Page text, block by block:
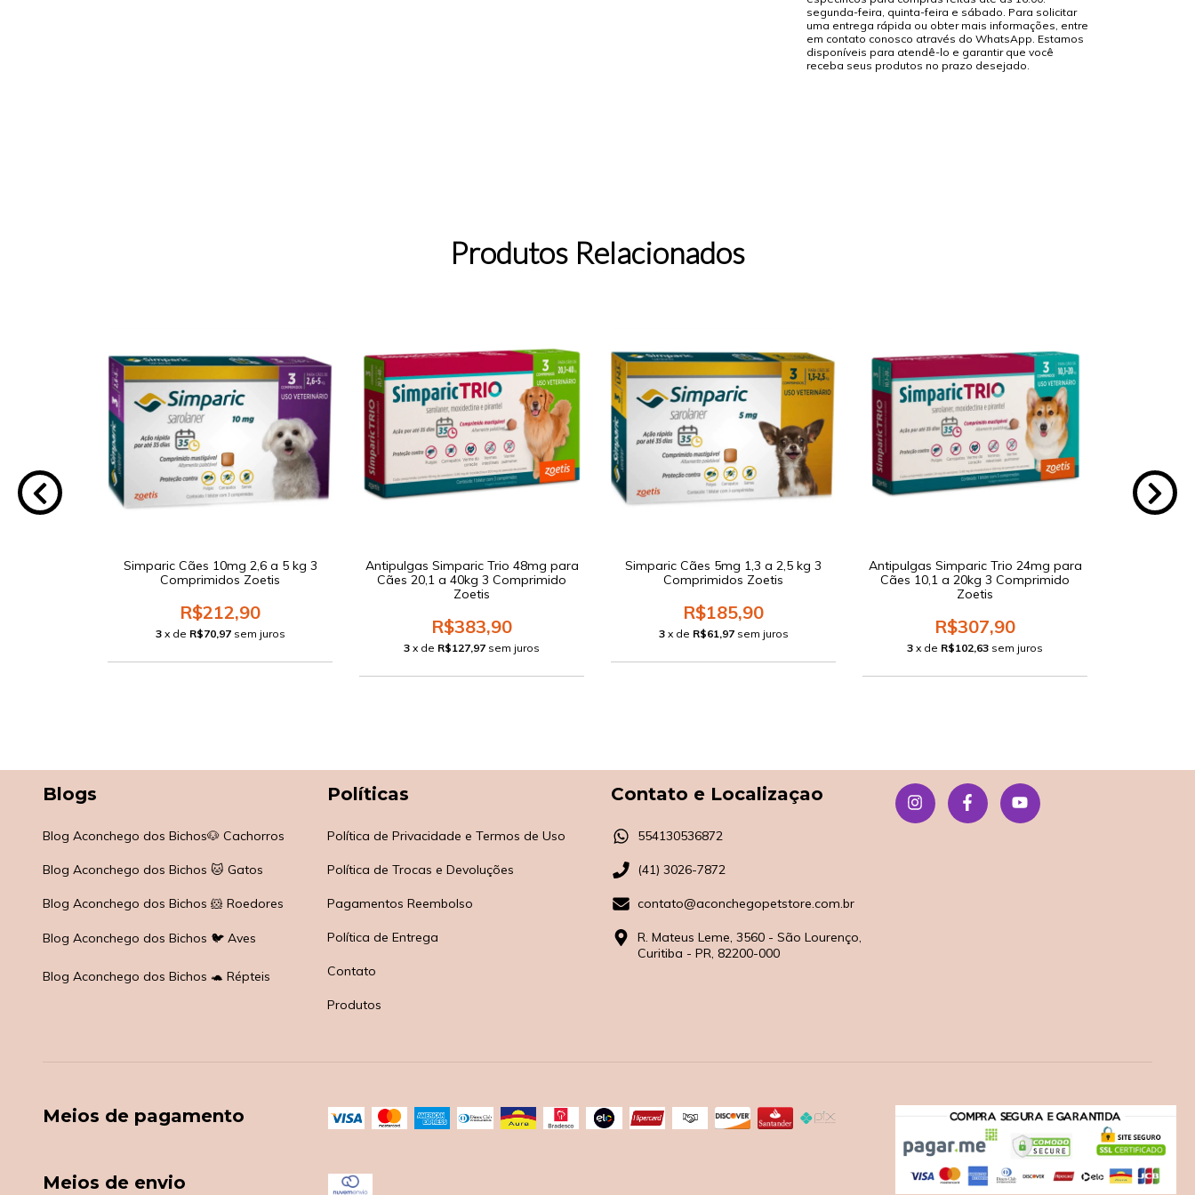
segunda-feira, quinta-feira e sábado. Para solicitar
uma entrega rápida ou obter mais informações, entre
em contato conosco através do WhatsApp. Estamos
disponíveis para atendê-lo e garantir que você
receba seus produtos no prazo desejado.
Produtos Relacionados
Simparic Cães 10mg 2,6 a 5 kg 3
Comprimidos Zoetis
R$212,90
3 x de R$70,97 sem juros
Antipulgas Simparic Trio 48mg para
Cães 20,1 a 40kg 3 Comprimido
Zoetis
R$383,90
3 x de R$127,97 sem juros
Simparic Cães 5mg 1,3 a 2,5 kg 3
Comprimidos Zoetis
R$185,90
3 x de R$61,97 sem juros
Antipulgas Simparic Trio 24mg para
Cães 10,1 a 20kg 3 Comprimido
Zoetis
R$307,90
3 x de R$102,63 sem juros
Blogs
Blog Aconchego dos Bichos🐶 Cachorros
Blog Aconchego dos Bichos 🐱 Gatos
Blog Aconchego dos Bichos 🐹 Roedores
Blog Aconchego dos Bichos 🐦 Aves
Blog Aconchego dos Bichos 🐢 Répteis
Políticas
Política de Privacidade e Termos de Uso
Política de Trocas e Devoluções
Pagamentos Reembolso
Política de Entrega
Contato
Produtos
Contato e Localizaçao
554130536872
(41) 3026-7872
contato@aconchegopetstore.com.br
R. Mateus Leme, 3560 - São Lourenço,
Curitiba - PR, 82200-000
Meios de pagamento
Meios de envio